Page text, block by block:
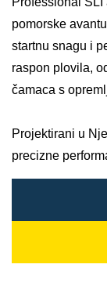
pomorske
startnu snagu i
raspon plovila,
čamaca s
Projektirani u
precizne